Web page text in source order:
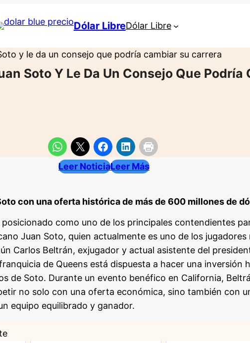
Dólar LibreDólar Libre
y le da un consejo que podría cambiar su carrera
Soto Y Le Da Un Consejo Que Podría
Leer NoticiaLeer Más
con una oferta histórica de más de 600 millones de
como uno de los principales contendientes
Juan Soto, quien actualmente es uno de los jugadores
Carlos Beltrán, exjugador y actual asistente del
de Queens está dispuesta a hacer una inversión
de Soto. Durante un evento benéfico en California,
no solo con una oferta económica, sino también con
equipo equilibrado y ganador.